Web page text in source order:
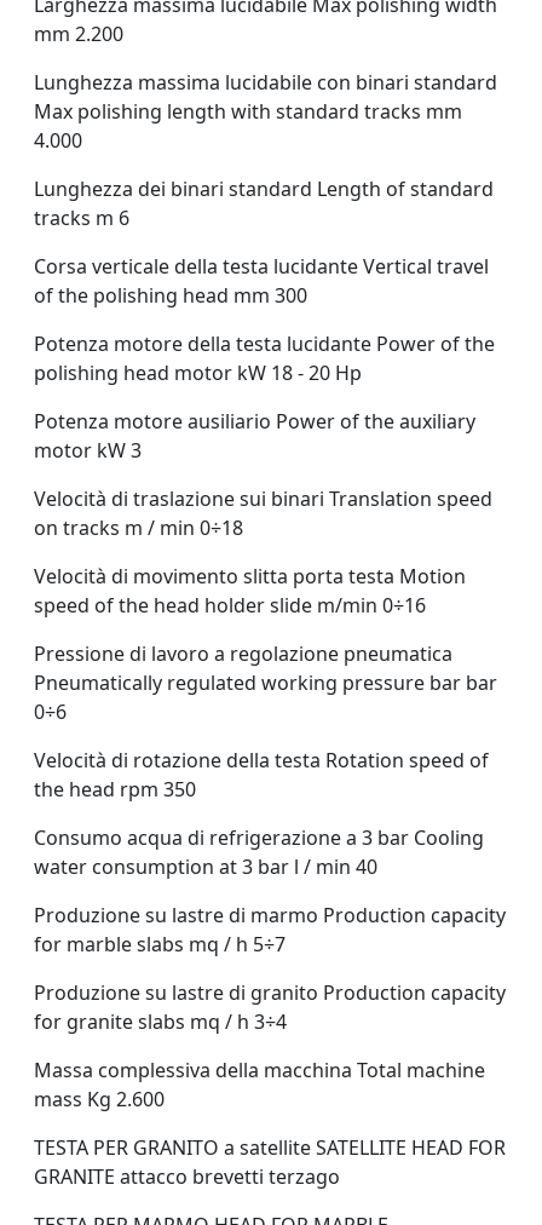
mm 2.200
Lunghezza massima lucidabile con binari standard
Max polishing length with standard tracks mm
4.000
Lunghezza dei binari standard Length of standard
tracks m 6
Corsa verticale della testa lucidante Vertical travel
of the polishing head mm 300
Potenza motore della testa lucidante Power of the
polishing head motor kW 18 - 20 Hp
Potenza motore ausiliario Power of the auxiliary
motor kW 3
Velocità di traslazione sui binari Translation speed
on tracks m / min 0÷18
Velocità di movimento slitta porta testa Motion
speed of the head holder slide m/min 0÷16
Pressione di lavoro a regolazione pneumatica
Pneumatically regulated working pressure bar bar
0÷6
Velocità di rotazione della testa Rotation speed of
the head rpm 350
Consumo acqua di refrigerazione a 3 bar Cooling
water consumption at 3 bar l / min 40
Produzione su lastre di marmo Production capacity
for marble slabs mq / h 5÷7
Produzione su lastre di granito Production capacity
for granite slabs mq / h 3÷4
Massa complessiva della macchina Total machine
mass Kg 2.600
TESTA PER GRANITO a satellite SATELLITE HEAD FOR
GRANITE attacco brevetti terzago